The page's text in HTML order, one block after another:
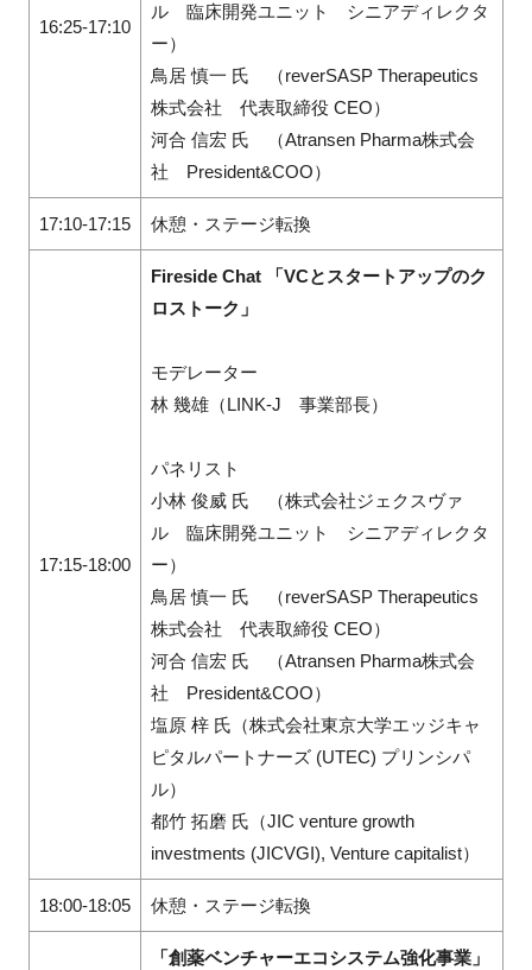
16:25-17:10
ル 臨床開発ユニット シニアディレクタ
ー）
鳥居 慎一 氏 （reverSASP Therapeutics
株式会社 代表取締役 CEO）
河合 信宏 氏 （Atransen Pharma株式会
社 President&COO）
17:10-17:15 休憩・ステージ転換
17:15-18:00
Fireside Chat 「VCとスタートアップのク
ロストーク」
モデレーター
林 幾雄（LINK-J 事業部長）
パネリスト
小林 俊威 氏 （株式会社ジェクスヴァ
ル 臨床開発ユニット シニアディレクタ
ー）
鳥居 慎一 氏 （reverSASP Therapeutics
株式会社 代表取締役 CEO）
河合 信宏 氏 （Atransen Pharma株式会
社 President&COO）
塩原 梓 氏（株式会社東京大学エッジキャ
ピタルパートナーズ (UTEC) プリンシパ
ル）
都竹 拓磨 氏（JIC venture growth
investments (JICVGI), Venture capitalist）
18:00-18:05 休憩・ステージ転換
「創薬ベンチャーエコシステム強化事業」